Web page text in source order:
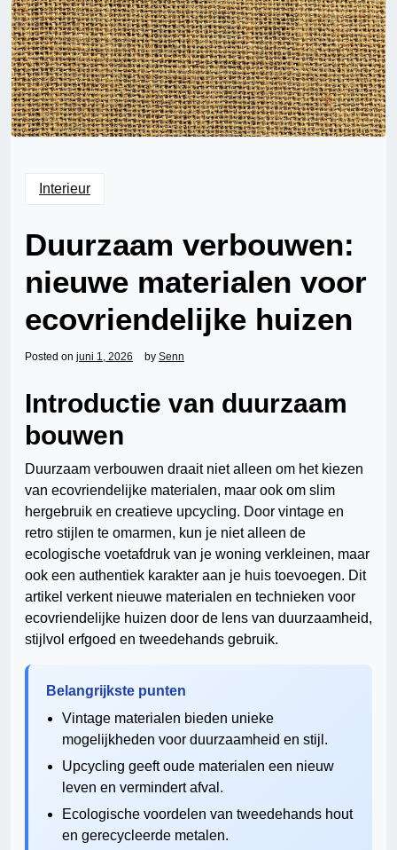
Interieur
Duurzaam verbouwen:
nieuwe materialen voor
ecovriendelijke huizen
Posted on juni 1, 2026 by Senn
Introductie van duurzaam
bouwen
Duurzaam verbouwen draait niet alleen om het kiezen
van ecovriendelijke materialen, maar ook om slim
hergebruik en creatieve upcycling. Door vintage en
retro stijlen te omarmen, kun je niet alleen de
ecologische voetafdruk van je woning verkleinen, maar
ook een authentiek karakter aan je huis toevoegen. Dit
artikel verkent nieuwe materialen en technieken voor
ecovriendelijke huizen door de lens van duurzaamheid,
stijlvol erfgoed en tweedehands gebruik.
Belangrijkste punten
Vintage materialen bieden unieke
mogelijkheden voor duurzaamheid en stijl.
Upcycling geeft oude materialen een nieuw
leven en vermindert afval.
Ecologische voordelen van tweedehands hout
en gerecycleerde metalen.